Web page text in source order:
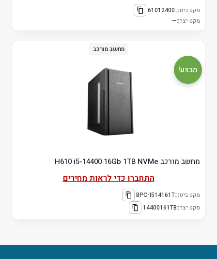
מקט ביטק:61012400
מקט יצרן:—
מחשב מורכב
מבצע!
מחשב מורכב H610 i5-14400 16Gb 1TB NVMe
התחברו כדי לראות מחירים
מקט ביטק:BPC-I514161T
מקט יצרן:14400161TB